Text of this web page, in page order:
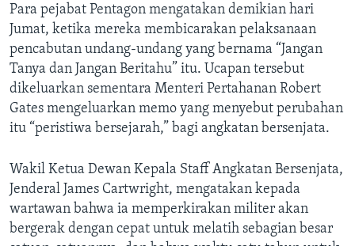
Para pejabat Pentagon mengatakan demikian hari
Jumat, ketika mereka membicarakan pelaksanaan
pencabutan undang-undang yang bernama “Jangan
Tanya dan Jangan Beritahu” itu. Ucapan tersebut
dikeluarkan sementara Menteri Pertahanan Robert
Gates mengeluarkan memo yang menyebut perubahan
itu “peristiwa bersejarah,” bagi angkatan bersenjata.
Wakil Ketua Dewan Kepala Staff Angkatan Bersenjata,
Jenderal James Cartwright, mengatakan kepada
wartawan bahwa ia memperkirakan militer akan
bergerak dengan cepat untuk melatih sebagian besar